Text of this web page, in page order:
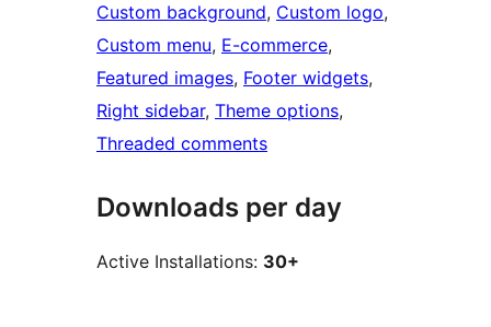
Custom background, Custom logo
Custom menu, E-commerce
Featured images, Footer widgets
Right sidebar, Theme options
Threaded comments
Downloads per day
Active Installations: 30+